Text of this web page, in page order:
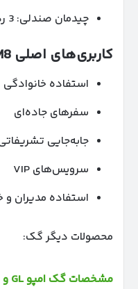
چیدمان صندلی: 3 ردیف
کاربری‌های اصلی
استفاده خانوادگی
سفرهای جاده‌ای
جابه‌جایی
سرویس‌های VIP
استفاده مدیران و
محصولات دیگر گک:
مشخصات گک امپو GL و GS